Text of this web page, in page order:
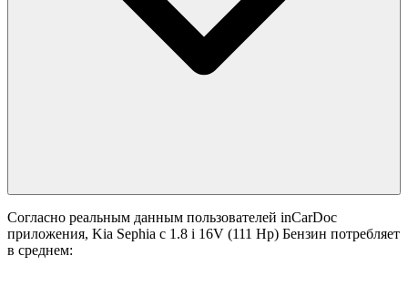
Согласно реальным данным пользователей inCarDoc
приложения, Kia Sephia с 1.8 i 16V (111 Hp) Бензин потребляет
в среднем: